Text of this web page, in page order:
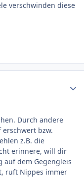
verschwinden diese
Durch andere
bzw.
z.B. die
erinnere, will dir
auf dem Gegengleis
ruft Nippes immer